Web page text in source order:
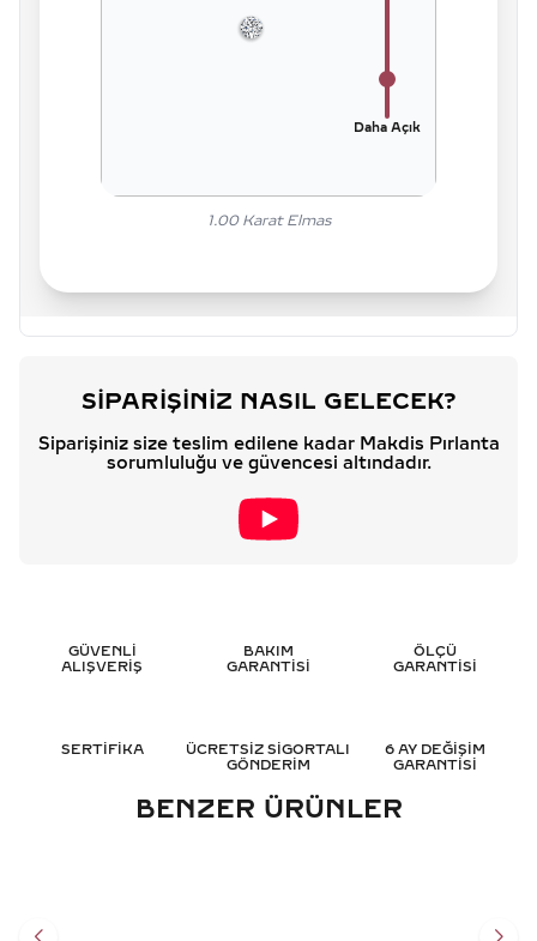
Daha Açık
1.00Karat Elmas
SIPARIŞINIZ NASIL GELECEK?
Siparişiniz size teslim edilene kadar Makdis Pırlanta
sorumluluğu ve güvencesi altındadır.
GÜVENLİ
ALIŞVERİŞ
BAKIM
GARANTİSİ
ÖLÇÜ
GARANTİSİ
SERTİFİKA
ÜCRETSİZ SİGORTALI
GÖNDERİM
6 AY DEĞİŞİM
GARANTİSİ
BENZER ÜRÜNLER